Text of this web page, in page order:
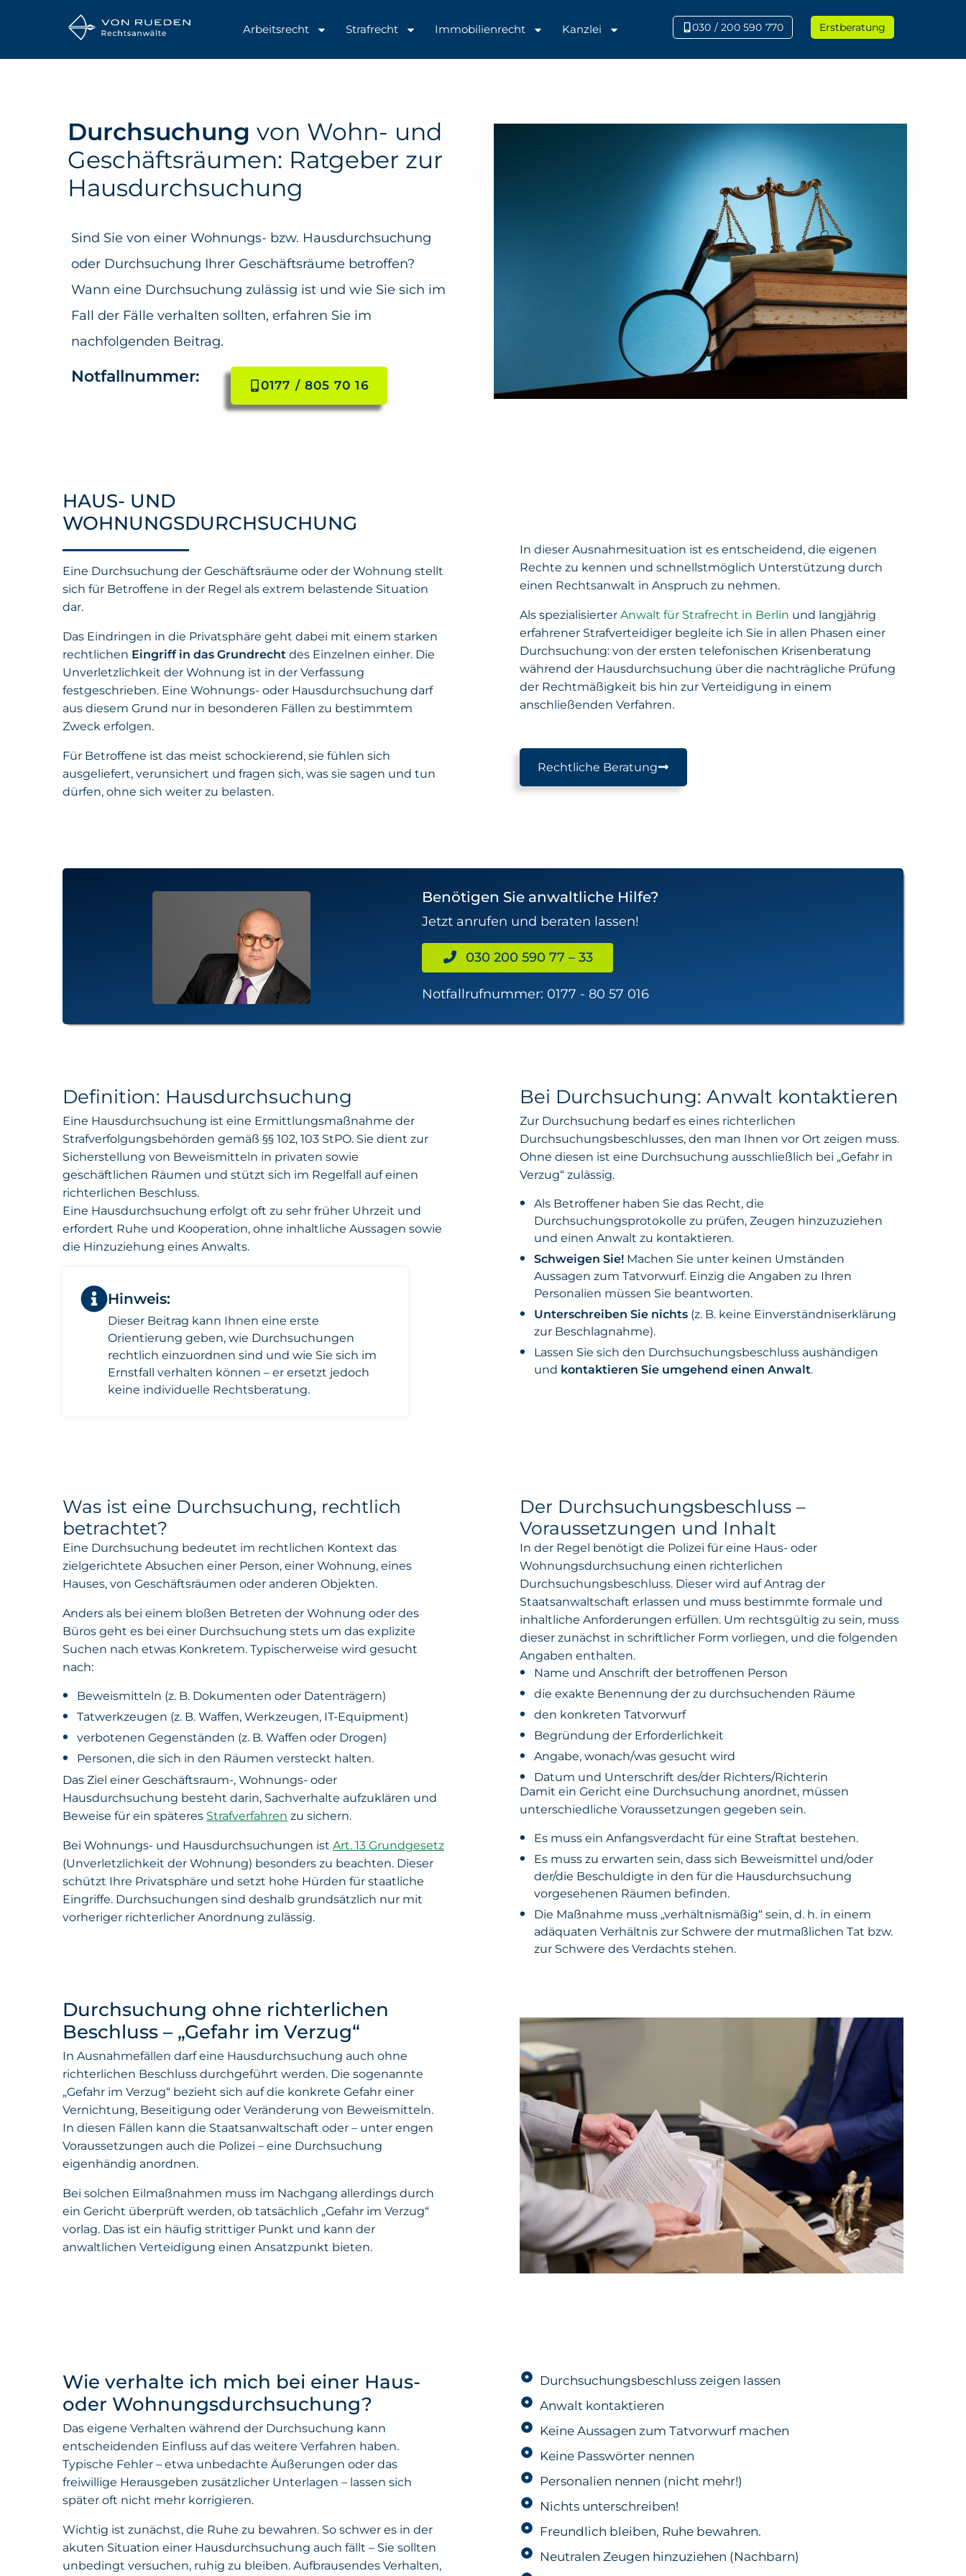
Arbeitsrecht Strafrecht Immobilienrecht Kanzlei 030 / 200 590 770 Erstberatung
Durchsuchung von Wohn- und
Geschäftsräumen: Ratgeber zur
Hausdurchsuchung
Sind Sie von einer Wohnungs- bzw. Hausdurchsuchung
oder Durchsuchung Ihrer Geschäftsräume betroffen?
Wann eine Durchsuchung zulässig ist und wie Sie sich im
Fall der Fälle verhalten sollten, erfahren Sie im
nachfolgenden Beitrag.
Notfallnummer: 0177 / 805 70 16
HAUS- UND
WOHNUNGSDURCHSUCHUNG
Eine Durchsuchung der Geschäftsräume oder der Wohnung stellt
sich für Betroffene in der Regel als extrem belastende Situation
dar.
Das Eindringen in die Privatsphäre geht dabei mit einem starken
rechtlichen Eingriff in das Grundrecht des Einzelnen einher. Die
Unverletzlichkeit der Wohnung ist in der Verfassung
festgeschrieben. Eine Wohnungs- oder Hausdurchsuchung darf
aus diesem Grund nur in besonderen Fällen zu bestimmtem
Zweck erfolgen.
Für Betroffene ist das meist schockierend, sie fühlen sich
ausgeliefert, verunsichert und fragen sich, was sie sagen und tun
dürfen, ohne sich weiter zu belasten.
In dieser Ausnahmesituation ist es entscheidend, die eigenen
Rechte zu kennen und schnellstmöglich Unterstützung durch
einen Rechtsanwalt in Anspruch zu nehmen.
Als spezialisierter Anwalt für Strafrecht in Berlin und langjährig
erfahrener Strafverteidiger begleite ich Sie in allen Phasen einer
Durchsuchung: von der ersten telefonischen Krisenberatung
während der Hausdurchsuchung über die nachträgliche Prüfung
der Rechtmäßigkeit bis hin zur Verteidigung in einem
anschließenden Verfahren.
Rechtliche Beratung
Benötigen Sie anwaltliche Hilfe?
Jetzt anrufen und beraten lassen!
030 200 590 77 – 33
Notfallrufnummer: 0177 - 80 57 016
Definition: Hausdurchsuchung
Eine Hausdurchsuchung ist eine Ermittlungsmaßnahme der
Strafverfolgungsbehörden gemäß §§ 102, 103 StPO. Sie dient zur
Sicherstellung von Beweismitteln in privaten sowie
geschäftlichen Räumen und stützt sich im Regelfall auf einen
richterlichen Beschluss.
Eine Hausdurchsuchung erfolgt oft zu sehr früher Uhrzeit und
erfordert Ruhe und Kooperation, ohne inhaltliche Aussagen sowie
die Hinzuziehung eines Anwalts.
Hinweis:
Dieser Beitrag kann Ihnen eine erste
Orientierung geben, wie Durchsuchungen
rechtlich einzuordnen sind und wie Sie sich im
Ernstfall verhalten können – er ersetzt jedoch
keine individuelle Rechtsberatung.
Bei Durchsuchung: Anwalt kontaktieren
Zur Durchsuchung bedarf es eines richterlichen
Durchsuchungsbeschlusses, den man Ihnen vor Ort zeigen muss.
Ohne diesen ist eine Durchsuchung ausschließlich bei „Gefahr in
Verzug“ zulässig.
Als Betroffener haben Sie das Recht, die
Durchsuchungsprotokolle zu prüfen, Zeugen hinzuzuziehen
und einen Anwalt zu kontaktieren.
Schweigen Sie! Machen Sie unter keinen Umständen
Aussagen zum Tatvorwurf. Einzig die Angaben zu Ihren
Personalien müssen Sie beantworten.
Unterschreiben Sie nichts (z. B. keine Einverständniserklärung
zur Beschlagnahme).
Lassen Sie sich den Durchsuchungsbeschluss aushändigen
und kontaktieren Sie umgehend einen Anwalt.
Was ist eine Durchsuchung, rechtlich
betrachtet?
Eine Durchsuchung bedeutet im rechtlichen Kontext das
zielgerichtete Absuchen einer Person, einer Wohnung, eines
Hauses, von Geschäftsräumen oder anderen Objekten.
Anders als bei einem bloßen Betreten der Wohnung oder des
Büros geht es bei einer Durchsuchung stets um das explizite
Suchen nach etwas Konkretem. Typischerweise wird gesucht
nach:
Beweismitteln (z. B. Dokumenten oder Datenträgern)
Tatwerkzeugen (z. B. Waffen, Werkzeugen, IT-Equipment)
verbotenen Gegenständen (z. B. Waffen oder Drogen)
Personen, die sich in den Räumen versteckt halten.
Das Ziel einer Geschäftsraum-, Wohnungs- oder
Hausdurchsuchung besteht darin, Sachverhalte aufzuklären und
Beweise für ein späteres Strafverfahren zu sichern.
Bei Wohnungs- und Hausdurchsuchungen ist Art. 13 Grundgesetz
(Unverletzlichkeit der Wohnung) besonders zu beachten. Dieser
schützt Ihre Privatsphäre und setzt hohe Hürden für staatliche
Eingriffe. Durchsuchungen sind deshalb grundsätzlich nur mit
vorheriger richterlicher Anordnung zulässig.
Der Durchsuchungsbeschluss –
Voraussetzungen und Inhalt
In der Regel benötigt die Polizei für eine Haus- oder
Wohnungsdurchsuchung einen richterlichen
Durchsuchungsbeschluss. Dieser wird auf Antrag der
Staatsanwaltschaft erlassen und muss bestimmte formale und
inhaltliche Anforderungen erfüllen. Um rechtsgültig zu sein, muss
dieser zunächst in schriftlicher Form vorliegen, und die folgenden
Angaben enthalten.
Name und Anschrift der betroffenen Person
die exakte Benennung der zu durchsuchenden Räume
den konkreten Tatvorwurf
Begründung der Erforderlichkeit
Angabe, wonach/was gesucht wird
Datum und Unterschrift des/der Richters/Richterin
Damit ein Gericht eine Durchsuchung anordnet, müssen
unterschiedliche Voraussetzungen gegeben sein.
Es muss ein Anfangsverdacht für eine Straftat bestehen.
Es muss zu erwarten sein, dass sich Beweismittel und/oder
der/die Beschuldigte in den für die Hausdurchsuchung
vorgesehenen Räumen befinden.
Die Maßnahme muss „verhältnismäßig“ sein, d. h. in einem
adäquaten Verhältnis zur Schwere der mutmaßlichen Tat bzw.
zur Schwere des Verdachts stehen.
Durchsuchung ohne richterlichen
Beschluss – „Gefahr im Verzug“
In Ausnahmefällen darf eine Hausdurchsuchung auch ohne
richterlichen Beschluss durchgeführt werden. Die sogenannte
„Gefahr im Verzug“ bezieht sich auf die konkrete Gefahr einer
Vernichtung, Beseitigung oder Veränderung von Beweismitteln.
In diesen Fällen kann die Staatsanwaltschaft oder – unter engen
Voraussetzungen auch die Polizei – eine Durchsuchung
eigenhändig anordnen.
Bei solchen Eilmaßnahmen muss im Nachgang allerdings durch
ein Gericht überprüft werden, ob tatsächlich „Gefahr im Verzug“
vorlag. Das ist ein häufig strittiger Punkt und kann der
anwaltlichen Verteidigung einen Ansatzpunkt bieten.
Wie verhalte ich mich bei einer Haus-
oder Wohnungsdurchsuchung?
Das eigene Verhalten während der Durchsuchung kann
entscheidenden Einfluss auf das weitere Verfahren haben.
Typische Fehler – etwa unbedachte Äußerungen oder das
freiwillige Herausgeben zusätzlicher Unterlagen – lassen sich
später oft nicht mehr korrigieren.
Wichtig ist zunächst, die Ruhe zu bewahren. So schwer es in der
akuten Situation einer Hausdurchsuchung auch fällt – Sie sollten
unbedingt versuchen, ruhig zu bleiben. Aufbrausendes Verhalten,
Durchsuchungsbeschluss zeigen lassen
Anwalt kontaktieren
Keine Aussagen zum Tatvorwurf machen
Keine Passwörter nennen
Personalien nennen (nicht mehr!)
Nichts unterschreiben!
Freundlich bleiben, Ruhe bewahren.
Neutralen Zeugen hinzuziehen (Nachbarn)